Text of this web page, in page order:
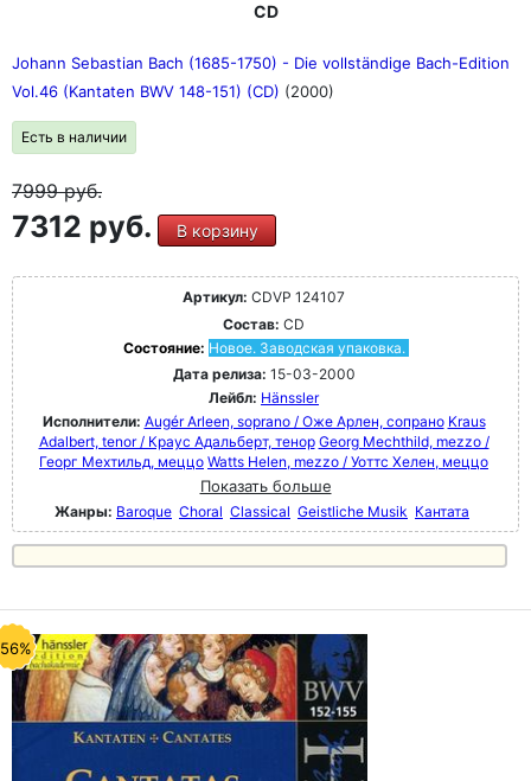
CD
Johann Sebastian Bach (1685-1750) - Die vollständige Bach-Edition
Vol.46 (Kantaten BWV 148-151) (CD) (2000)
Есть в наличии
7999руб.
7312 руб. В корзину
Артикул: CDVP 124107
Состав: CD
Состояние: Новое. Заводская упаковка.
Дата релиза: 15-03-2000
Лейбл: Hänssler
Исполнители: Augér Arleen, soprano / Оже Арлен, сопрано Kraus
Adalbert, tenor / Краус Адальберт, тенор Georg Mechthild, mezzo /
Георг Мехтильд, меццо Watts Helen, mezzo / Уоттс Хелен, меццо
Показать больше
Жанры: Baroque Choral Classical Geistliche Musik Кантата